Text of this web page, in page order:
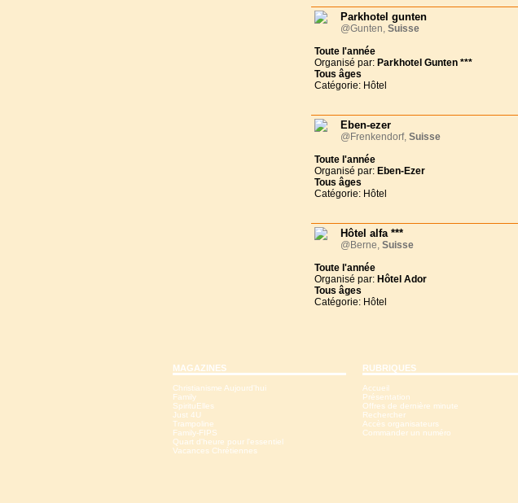
Parkhotel gunten
@Gunten, Suisse
Toute l'année
Organisé par: Parkhotel Gunten ***
Tous âges
Catégorie: Hôtel
Eben-ezer
@Frenkendorf, Suisse
Toute l'année
Organisé par: Eben-Ezer
Tous âges
Catégorie: Hôtel
Hôtel alfa ***
@Berne, Suisse
Toute l'année
Organisé par: Hôtel Ador
Tous âges
Catégorie: Hôtel
MAGAZINES
Christianisme Aujourd'hui
Family
SpirituElles
Just 4U
Trampoline
Family-FIPS
Quart d'heure pour l'essentiel
Vacances Chrétiennes
RUBRIQUES
Accueil
Présentation
Offres de dernière minute
Rechercher
Accès organisateurs
Commander un numéro